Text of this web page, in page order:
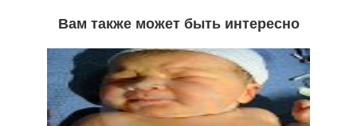
Вам также может быть интересно